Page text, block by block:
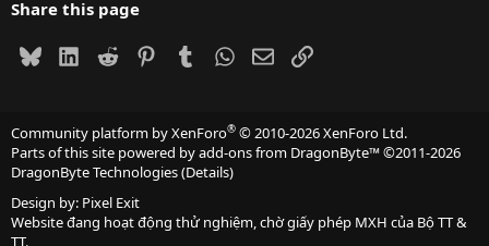
Share this page
BlueskyLinkedIn
Reddit PinterestTumblrWhatsApp
EmailLink
Community platform by XenForo® © 2010-2026 XenForo Ltd.
Parts of this site powered byadd-ons from DragonByte™©2011-2026
DragonByte Technologies(Details)
Design by: Pixel Exit
Website đang hoạt động thử nghiệm, chờ giấy phép MXH của Bộ TT &
TT.